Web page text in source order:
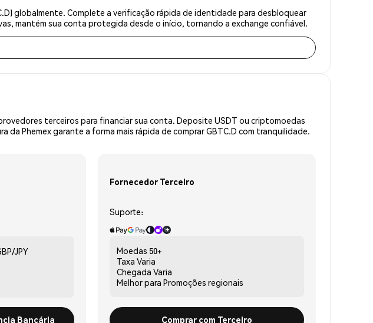
globalmente. Complete a verificação rápida de identidade para desbloquear
mantém sua conta protegida desde o início, tornando a exchange confiável.
terceiros para financiar sua conta. Deposite USDT ou criptomoedas
Phemex garante a forma mais rápida de comprar GBTC.D com tranquilidade.
JPY
Bancária
Fornecedor Terceiro
Suporte:
Moedas 50+
Taxa Varia
Chegada Varia
Melhor para Promoções regionais
Comprar com Terceiro